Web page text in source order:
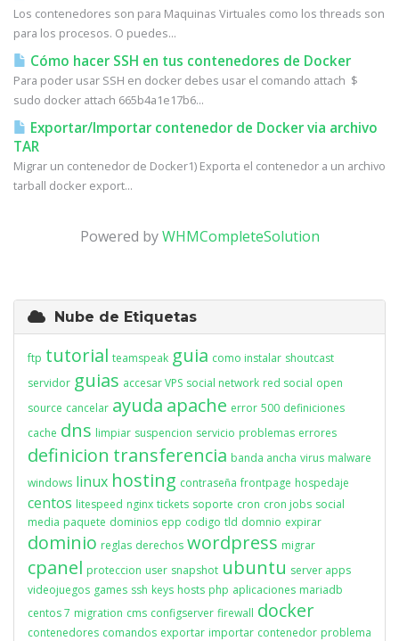
Los contenedores son para Maquinas Virtuales como los threads son
para los procesos. O puedes...
Cómo hacer SSH en tus contenedores de Docker
Para poder usar SSH en docker debes usar el comando attach $
sudo docker attach 665b4a1e17b6...
Exportar/Importar contenedor de Docker via archivo
TAR
Migrar un contenedor de Docker1) Exporta el contenedor a un archivo
tarball docker export...
Powered byWHMCompleteSolution
Nube de Etiquetas
ftp tutorial teamspeak guia como instalar shoutcast
servidor guias accesar VPS social network red social open
source cancelar ayuda apache error 500 definiciones
cache dns limpiar suspencion servicio problemas errores
definicion transferencia banda ancha virus malware
windows linux hosting contraseña frontpage hospedaje
centos litespeed nginx tickets soporte cron cron jobs social
media paquete dominios epp codigo tld domnio expirar
dominio reglas derechos wordpress migrar
cpanel proteccion user snapshot ubuntu server apps
videojuegos games ssh keys hosts php aplicaciones mariadb
centos 7 migration cms configserver firewall docker
contenedores comandos exportar importar contenedor problema